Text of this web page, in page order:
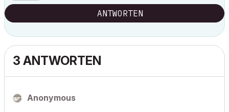
ANTWORTEN
3 ANTWORTEN
Anonymous